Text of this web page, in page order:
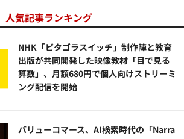
人気記事ランキング
NHK「ピタゴラスイッチ」制作陣と教育
出版が共同開発した映像教材「目で見る
算数」、月額680円で個人向けストリーミ
ング配信を開始
バリューコマース、AI検索時代の「Narra